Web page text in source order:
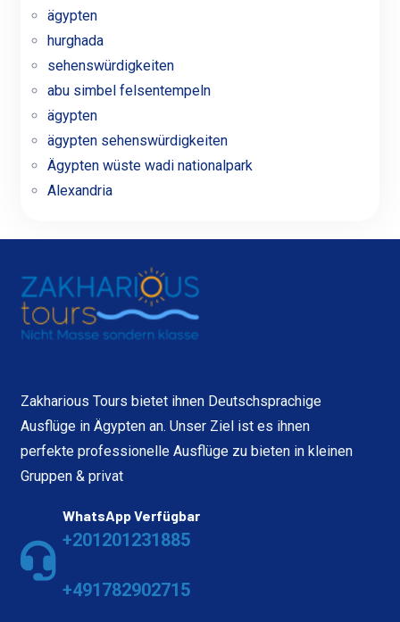
ägypten
hurghada
sehenswürdigkeiten
abu simbel felsentempeln
ägypten
ägypten sehenswürdigkeiten
Ägypten wüste wadi nationalpark
Alexandria
Zakharious Tours bietet ihnen Deutschsprachige
Ausflüge in Ägypten an. Unser Ziel ist es ihnen
perfekte professionelle Ausflüge zu bieten in kleinen
Gruppen & privat
WhatsApp Verfügbar
+201201231885
+491782902715